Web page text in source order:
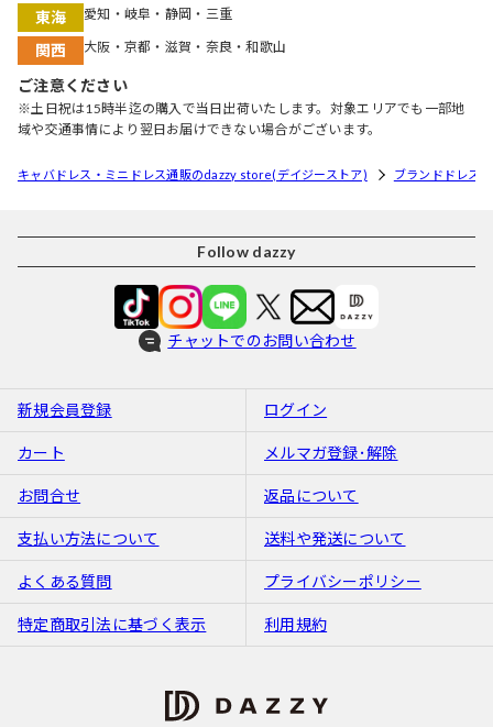
東海 愛知・岐阜・静岡・三重
関西 大阪・京都・滋賀・奈良・和歌山
ご注意ください
※土日祝は15時半迄の購入で当日出荷いたします。対象エリアでも一部地
域や交通事情により翌日お届けできない場合がございます。
キャバドレス・ミニドレス通販のdazzy store(デイジーストア) ブランドドレス
Follow dazzy
チャットでのお問い合わせ
新規会員登録 ログイン
カート メルマガ登録･解除
お問合せ 返品について
支払い方法について 送料や発送について
よくある質問 プライバシーポリシー
特定商取引法に基づく表示 利用規約